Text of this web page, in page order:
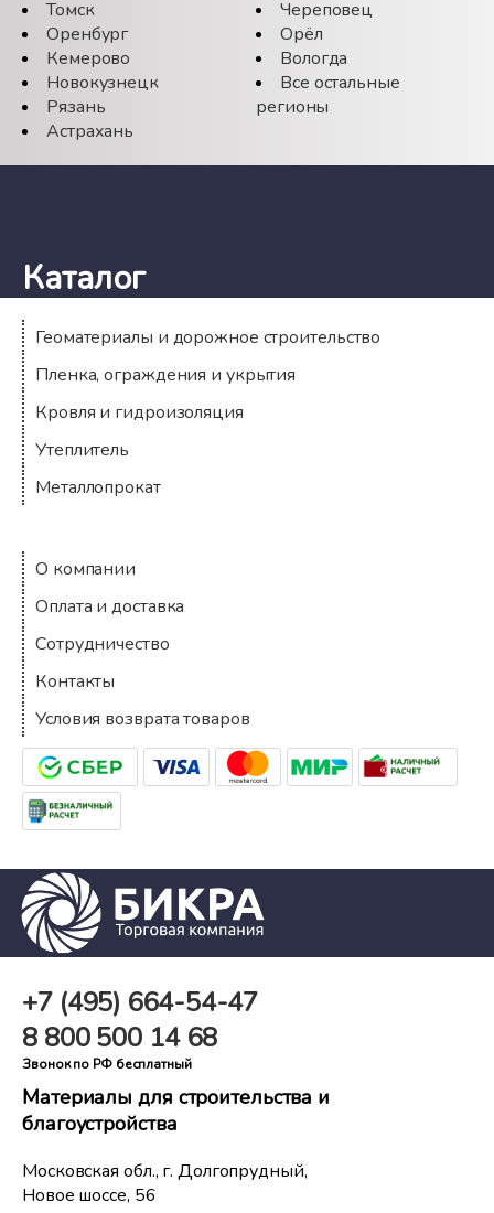
Томск
Оренбург
Кемерово
Новокузнецк
Рязань
Астрахань
Череповец
Орёл
Вологда
Все остальные
регионы
Каталог
Геоматериалы и дорожное строительство
Пленка, ограждения и укрытия
Кровля и гидроизоляция
Утеплитель
Металлопрокат
Компания
О компании
Оплата и доставка
Сотрудничество
Контакты
Условия возврата товаров
+7 (495) 664-54-47
8 800500 14 68
Звонок по РФ бесплатный
Материалы для строительства и
благоустройства
Московская обл., г. Долгопрудный,
Новое шоссе, 56